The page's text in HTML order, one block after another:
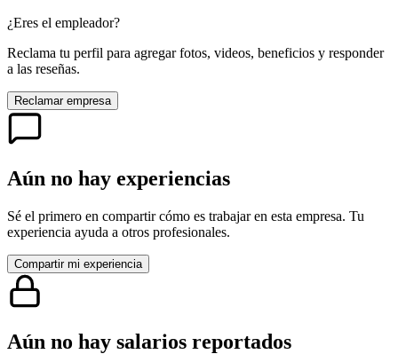
¿Eres el empleador?
Reclama tu perfil para agregar fotos, videos, beneficios y responder
a las reseñas.
Reclamar empresa
Aún no hay experiencias
Sé el primero en compartir cómo es trabajar en esta empresa. Tu
experiencia ayuda a otros profesionales.
Compartir mi experiencia
Aún no hay salarios reportados